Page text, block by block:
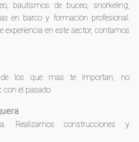
bautismos de buceo, snorkeling,
en barco y formación profesional.
experiencia en este sector, contamos
de los que mas te importan, no
con el pasado
Realizamos construcciones y